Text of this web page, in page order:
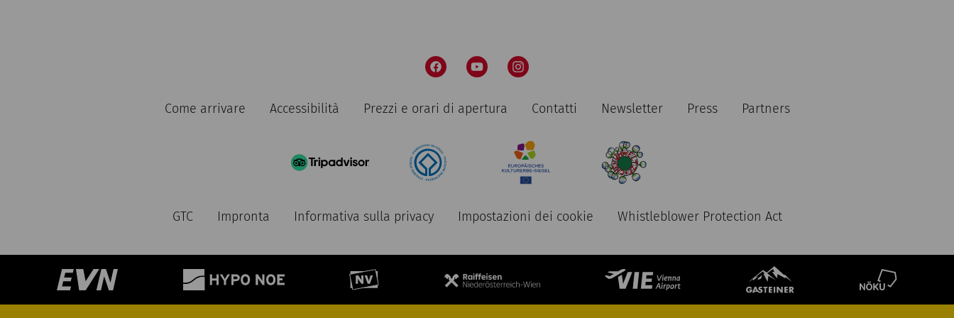
Come arrivare Accessibilità Prezzi e orari di apertura Contatti Newsletter Press Partners
GTC Impronta Informativa sulla privacy Impostazioni dei cookie Whistleblower Protection Act